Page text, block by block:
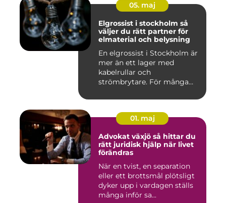
05. maj
Elgrossist i stockholm så
väljer du rätt partner för
elmaterial och belysning
En elgrossist i Stockholm är
mer än ett lager med
kabelrullar och
strömbrytare. För många
01. maj
Advokat växjö så hittar du
rätt juridisk hjälp när livet
förändras
När en tvist, en separation
eller ett brottsmål plötsligt
dyker upp i vardagen ställs
många inför sa...